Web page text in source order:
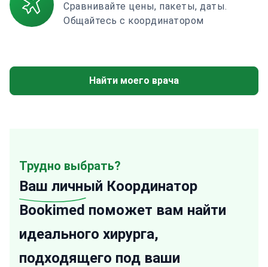
Сравнивайте цены, пакеты, даты.
Общайтесь с координатором
Найти моего врача
Трудно выбрать?
Ваш личный Координатор
Bookimed поможет вам найти
идеального хирурга,
подходящего под ваши